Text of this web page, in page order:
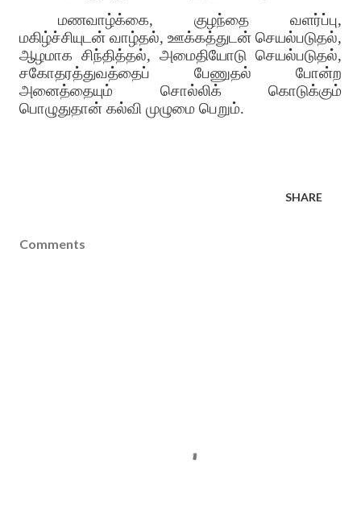
மணவாழ்க்கை, குழந்தை வளர்ப்பு,
மகிழ்ச்சியுடன் வாழ்தல், ஊக்கத்துடன் செயல்படுதல்,
ஆழமாக சிந்தித்தல், அமைதியோடு செயல்படுதல்,
சகோதரத்துவத்தைப் பேணுதல் போன்ற
அனைத்தையும் சொல்லிக் கொடுக்கும்
பொழுதுதான் கல்வி முழுமை பெறும்.
SHARE
Comments